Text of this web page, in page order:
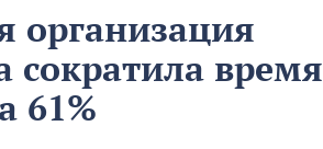
организация
сократила время
61%